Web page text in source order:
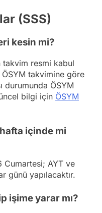
(SSS)
kesin mi?
takvim resmi kabul
takvimine göre
durumunda ÖSYM
bilgi için ÖSYM
içinde mi
Cumartesi; AYT ve
günü yapılacaktır.
işime yarar mı?